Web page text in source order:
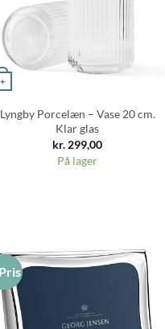
+
Lyngby Porcelæn – Vase 20 cm.
Klar glas
kr. 299,00
På lager